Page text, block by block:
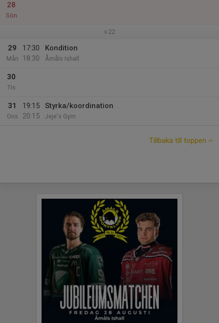
28
Sön
v.22
29
Mån
17:30
18:30
Kondition
Åmåls Ishall
30
Tis
31
Ons
19:15
20:15
Styrka/koordination
Jeje's Gym
Tillbaka till toppen